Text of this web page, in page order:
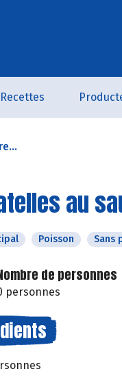
Recettes
au
Poisson Sans
de personnes
personnes